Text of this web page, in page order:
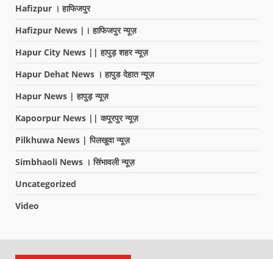
Hafizpur । हाफिजपुर
Hafizpur News |। हाफिजपुर न्यूज़
Hapur City News || हापुड़ शहर न्यूज़
Hapur Dehat News । हापुड देहात न्यूज़
Hapur News | हापुड़ न्यूज़
Kapoorpur News || कपूरपुर न्यूज़
Pilkhuwa News | पिलखुवा न्यूज़
Simbhaoli News । सिंभावली न्यूज़
Uncategorized
Video